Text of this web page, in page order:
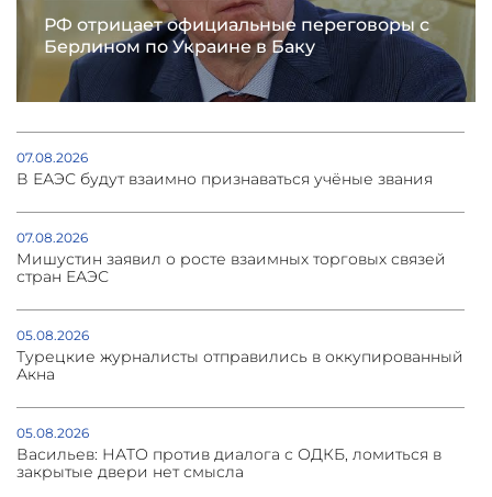
РФ отрицает официальные переговоры с
Берлином по Украине в Баку
07.08.2026
В ЕАЭС будут взаимно признаваться учёные звания
07.08.2026
Мишустин заявил о росте взаимных торговых связей
стран ЕАЭС
05.08.2026
Турецкие журналисты отправились в оккупированный
Акна
05.08.2026
Васильев: НАТО против диалога с ОДКБ, ломиться в
закрытые двери нет смысла